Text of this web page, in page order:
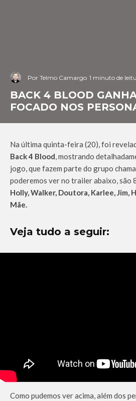
Por Telmo Camargo 1 minuto de
BACK 4 BLOOD
FOCADO NOS
Na última quinta-feira (20), foi
Back 4 Blood, mostrando
jogo, que fazem parte do grupo
poderemos ver no trailer abaixo, são
Holly, Walker, Doutora, Karlee, Jim,
Mãe.
Veja tudo a seguir:
Como pudemos ver acima, além dos